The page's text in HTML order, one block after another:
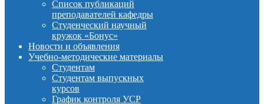
Список публикаций
преподавателей кафедры
Студенческий научный
кружок «Бонус»
Новости и объявления
Учебно-методические материалы
Студентам
Студентам выпускных
курсов
График контроля УСР